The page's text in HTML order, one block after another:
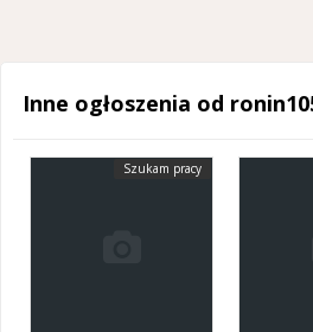
Inne ogłoszenia od
Szukam pracy